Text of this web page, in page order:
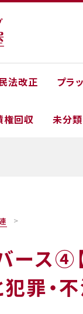
法改正 プラ
権回収 未分類
ース④
罪・